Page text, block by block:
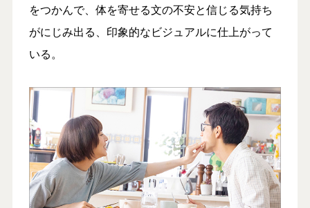
をつかんで、体を寄せる文の不安と信じる気持ち
がにじみ出る、印象的なビジュアルに仕上がって
いる。